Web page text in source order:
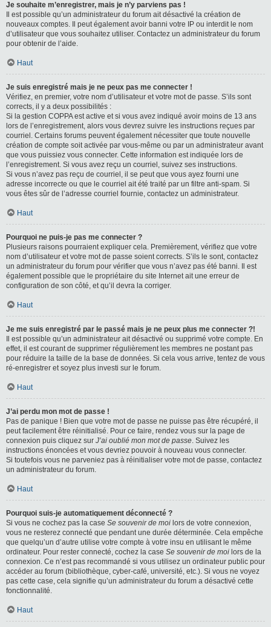
Je souhaite m’enregistrer, mais je n’y parviens pas !
Il est possible qu’un administrateur du forum ait désactivé la création de
nouveaux comptes. Il peut également avoir banni votre IP ou interdit le nom
d’utilisateur que vous souhaitez utiliser. Contactez un administrateur du forum
pour obtenir de l’aide.
Haut
Je suis enregistré mais je ne peux pas me connecter !
Vérifiez, en premier, votre nom d’utilisateur et votre mot de passe. S’ils sont
corrects, il y a deux possibilités :
Si la gestion COPPA est active et si vous avez indiqué avoir moins de 13 ans
lors de l’enregistrement, alors vous devrez suivre les instructions reçues par
courriel. Certains forums peuvent également nécessiter que toute nouvelle
création de compte soit activée par vous-même ou par un administrateur avant
que vous puissiez vous connecter. Cette information est indiquée lors de
l’enregistrement. Si vous avez reçu un courriel, suivez ses instructions.
Si vous n’avez pas reçu de courriel, il se peut que vous ayez fourni une
adresse incorrecte ou que le courriel ait été traité par un filtre anti-spam. Si
vous êtes sûr de l’adresse courriel fournie, contactez un administrateur.
Haut
Pourquoi ne puis-je pas me connecter ?
Plusieurs raisons pourraient expliquer cela. Premièrement, vérifiez que votre
nom d’utilisateur et votre mot de passe soient corrects. S’ils le sont, contactez
un administrateur du forum pour vérifier que vous n’avez pas été banni. Il est
également possible que le propriétaire du site Internet ait une erreur de
configuration de son côté, et qu’il devra la corriger.
Haut
Je me suis enregistré par le passé mais je ne peux plus me connecter ?!
Il est possible qu’un administrateur ait désactivé ou supprimé votre compte. En
effet, il est courant de supprimer régulièrement les membres ne postant pas
pour réduire la taille de la base de données. Si cela vous arrive, tentez de vous
ré-enregistrer et soyez plus investi sur le forum.
Haut
J’ai perdu mon mot de passe !
Pas de panique ! Bien que votre mot de passe ne puisse pas être récupéré, il
peut facilement être réinitialisé. Pour ce faire, rendez vous sur la page de
connexion puis cliquez sur J’ai oublié mon mot de passe. Suivez les
instructions énoncées et vous devriez pouvoir à nouveau vous connecter.
Si toutefois vous ne parveniez pas à réinitialiser votre mot de passe, contactez
un administrateur du forum.
Haut
Pourquoi suis-je automatiquement déconnecté ?
Si vous ne cochez pas la case Se souvenir de moi lors de votre connexion,
vous ne resterez connecté que pendant une durée déterminée. Cela empêche
que quelqu’un d’autre utilise votre compte à votre insu en utilisant le même
ordinateur. Pour rester connecté, cochez la case Se souvenir de moi lors de la
connexion. Ce n’est pas recommandé si vous utilisez un ordinateur public pour
accéder au forum (bibliothèque, cyber-café, université, etc.). Si vous ne voyez
pas cette case, cela signifie qu’un administrateur du forum a désactivé cette
fonctionnalité.
Haut